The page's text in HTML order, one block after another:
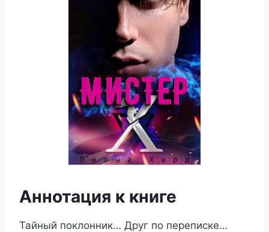
Аннотация к книге
Тайный поклонник… Друг по переписке…